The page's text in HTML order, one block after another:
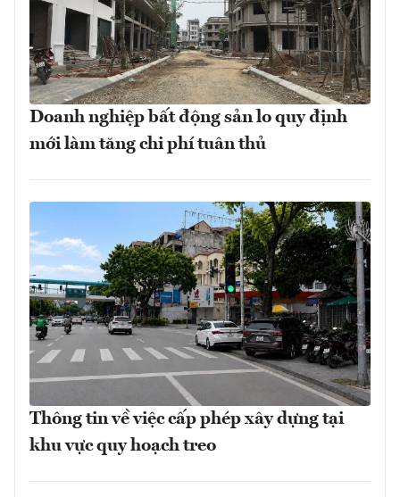
Doanh nghiệp bất động sản lo quy định
mới làm tăng chi phí tuân thủ
Thông tin về việc cấp phép xây dựng tại
khu vực quy hoạch treo